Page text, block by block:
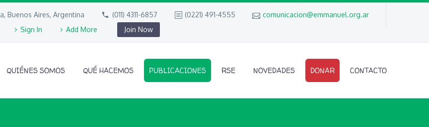
Buenos Aires, Argentina (011) 4311-6857 (0221) 491-4555
comunicacion@emmanuel.org.ar
Sign In Add More Join Now
QUIÉNES SOMOS QUÉ HACEMOS PUBLICACIONES RSE NOVEDADES DONAR CONTACTO